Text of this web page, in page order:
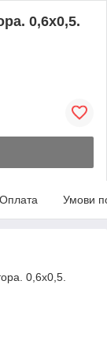
0,6х0,5.
Оплата Умови
0,6х0,5.